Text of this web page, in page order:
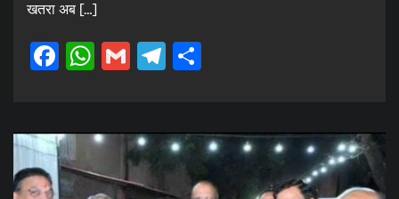
खतरा अब […]
Facebook
WhatsApp
GmailTelegram